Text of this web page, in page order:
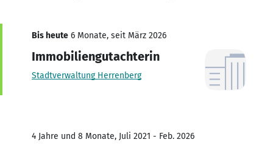
Bis heute 6 Monate, seit März 2026
Immobiliengutachterin
Stadtverwaltung Herrenberg
4 Jahre und 8 Monate, Juli 2021 - Feb. 2026